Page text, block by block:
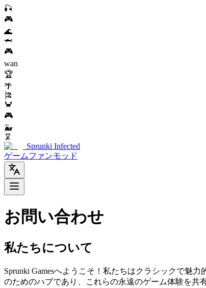
🎣
🎮
🌊
🦈
🎮
wan
🏆
🌴
🎏
🦀
🎮
🐳
🦑
Sprunki Infected
ゲームファンモッド
お問い合わせ
私たちについて
Sprunki Gamesへようこそ！私たちはクラシックで魅
のためのハブであり、これらの永遠のゲーム体験を共